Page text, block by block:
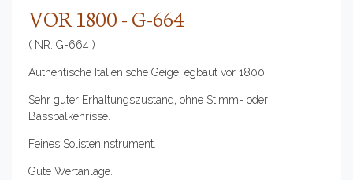
VOR 1800 - G-664
( NR. G-664 )
Authentische Italienische Geige, egbaut vor 1800.
Sehr guter Erhaltungszustand, ohne Stimm- oder
Bassbalkenrisse.
Feines Solisteninstrument.
Gute Wertanlage.